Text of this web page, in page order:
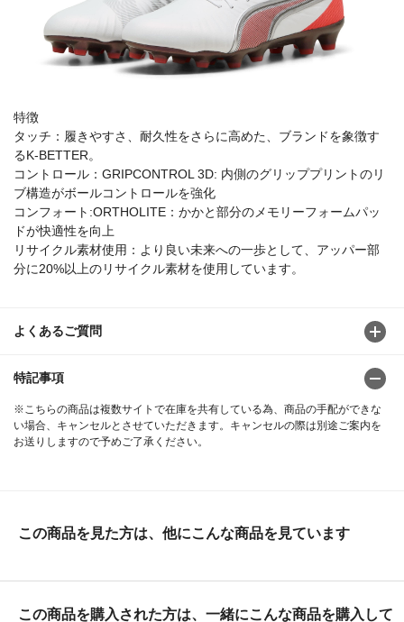
特徴
タッチ：履きやすさ、耐久性をさらに高めた、ブランドを象徴す
るK-BETTER。
コントロール：GRIPCONTROL 3D: 内側のグリッププリントのリ
ブ構造がボールコントロールを強化
コンフォート:ORTHOLITE：かかと部分のメモリーフォームパッ
ドが快適性を向上
リサイクル素材使用：より良い未来への一歩として、アッパー部
分に20%以上のリサイクル素材を使用しています。
よくあるご質問
特記事項
※こちらの商品は複数サイトで在庫を共有している為、商品の手配ができな
い場合、キャンセルとさせていただきます。キャンセルの際は別途ご案内を
お送りしますので予めご了承ください。
この商品を見た方は、他にこんな商品を見ています
この商品を購入された方は、一緒にこんな商品を購入して